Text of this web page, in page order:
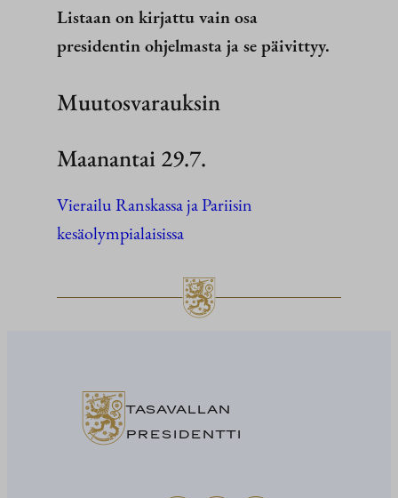
Listaan on kirjattu vain osa
presidentin ohjelmasta ja se päivittyy.
Muutosvarauksin
Maanantai 29.7.
Vierailu Ranskassa ja Pariisin
kesäolympialaisissa
TASAVALLAN
PRESIDENTTI